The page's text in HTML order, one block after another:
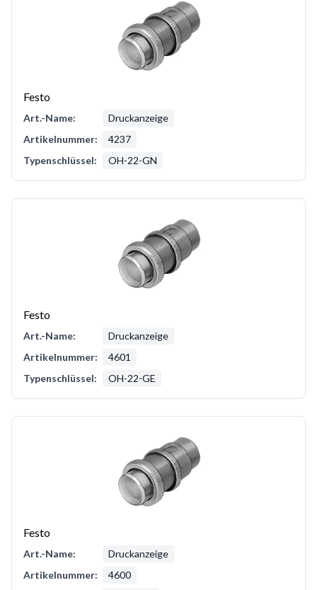
Festo
Art.-Name:
Druckanzeige
Artikelnummer:
4237
Typenschlüssel:
OH-22-GN
Festo
Art.-Name:
Druckanzeige
Artikelnummer:
4601
Typenschlüssel:
OH-22-GE
Festo
Art.-Name:
Druckanzeige
Artikelnummer:
4600